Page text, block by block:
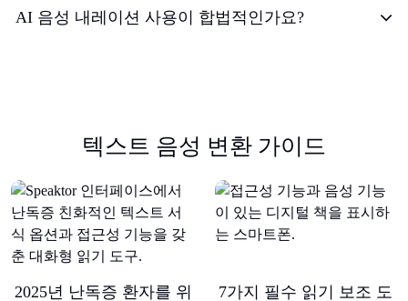
AI 음성 내레이션 사용이 합법적인가요?
텍스트 음성 변환 가이드
2025년 난독증 환자를 위
7가지 필수 읽기 보조 도